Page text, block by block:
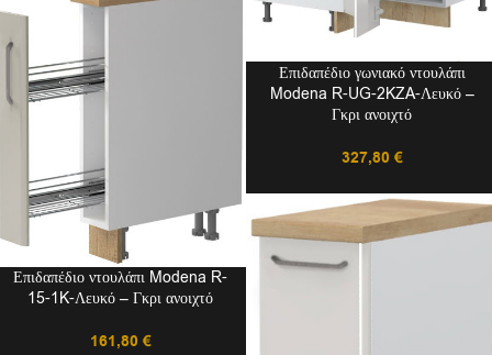
Επιδαπέδιο γωνιακό ντουλάπι
Modena R-UG-2KZA-Λευκό –
Γκρι ανοιχτό
327,80 €
Επιδαπέδιο ντουλάπι Modena R-
15-1K-Λευκό – Γκρι ανοιχτό
161,80 €